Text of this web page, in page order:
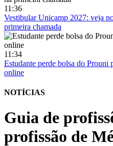
11:36
Vestibular Unicamp 2027: veja
primeira chamada
11:34
Estudante perde bolsa do Prouni
online
NOTÍCIAS
Guia de
profissão de